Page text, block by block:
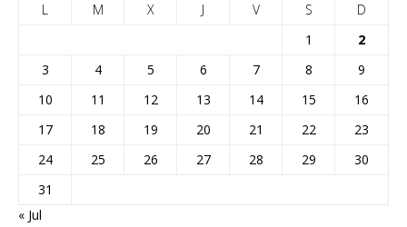
L
M X J V S
D
1
2
3
4 5 6 7 8
9
10
11 12 13 14 15
16
17
18 19 20 21 22
23
24
25 26 27 28 29
30
31
« Jul